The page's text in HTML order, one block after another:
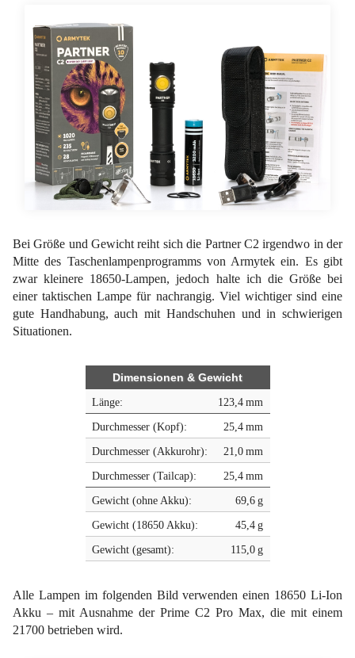
Bei Größe und Gewicht reiht sich die Partner C2 irgendwo in der
Mitte des Taschenlampenprogramms von Armytek ein. Es gibt
zwar kleinere 18650-Lampen, jedoch halte ich die Größe bei
einer taktischen Lampe für nachrangig. Viel wichtiger sind eine
gute Handhabung, auch mit Handschuhen und in schwierigen
Situationen.
Dimensionen & Gewicht
Länge:
123,4 mm
Durchmesser (Kopf):
25,4 mm
Durchmesser (Akkurohr):
21,0 mm
Durchmesser (Tailcap):
25,4 mm
Gewicht (ohne Akku):
69,6 g
Gewicht (18650 Akku):
45,4 g
Gewicht (gesamt):
115,0 g
Alle Lampen im folgenden Bild verwenden einen 18650 Li-Ion
Akku – mit Ausnahme der Prime C2 Pro Max, die mit einem
21700 betrieben wird.